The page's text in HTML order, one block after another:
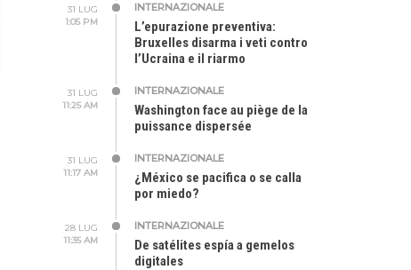
31 LUG
1:05 PM
INTERNAZIONALE
L’epurazione preventiva:
Bruxelles disarma i veti contro
l’Ucraina e il riarmo
31 LUG
11:25 AM
INTERNAZIONALE
Washington face au piège de la
puissance dispersée
31 LUG
11:17 AM
INTERNAZIONALE
¿México se pacifica o se calla
por miedo?
28 LUG
11:35 AM
INTERNAZIONALE
De satélites espía a gemelos
digitales